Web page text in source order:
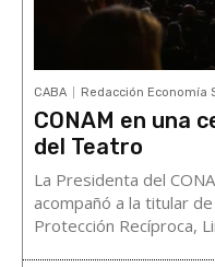
CABA Redacción Economía
CONAM en una
del Teatro
La Presidenta del
acompañó a la titular
Protección Recíproca,